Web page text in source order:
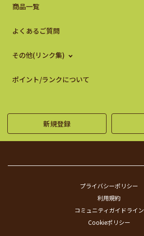
商品一覧
よくあるご質問
その他(リンク集)
ポイント/ランクについて
新規登録
プライバシーポリシー
利用規約
コミュニティガイドライン
Cookieポリシー